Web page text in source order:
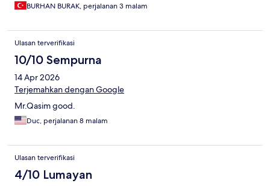
BURHAN BURAK, perjalanan 3 malam
Ulasan terverifikasi
10/10 Sempurna
14 Apr 2026
Terjemahkan dengan Google
Mr.Qasim good.
Duc, perjalanan 8 malam
Ulasan terverifikasi
4/10 Lumayan